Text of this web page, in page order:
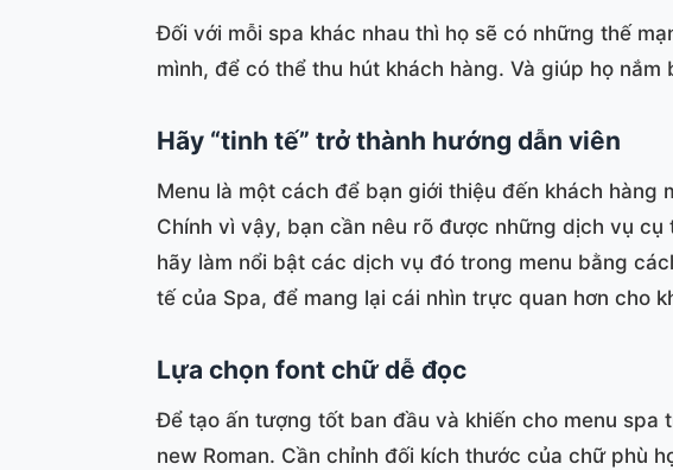
Đối với mỗi spa khác nhau thì họ sẽ có những thế
mình, để có thể thu hút khách hàng. Và giúp họ
Hãy “tinh tế” trở thành hướng dẫn viên
Menu là một cách để bạn giới thiệu đến khách
Chính vì vậy, bạn cần nêu rõ được những dịch vụ
hãy làm nổi bật các dịch vụ đó trong menu bằng
tế của Spa, để mang lại cái nhìn trực quan hơn cho
Lựa chọn font chữ dễ đọc
Để tạo ấn tượng tốt ban đầu và khiến cho menu
new Roman. Cần chỉnh đối kích thước của chữ phù